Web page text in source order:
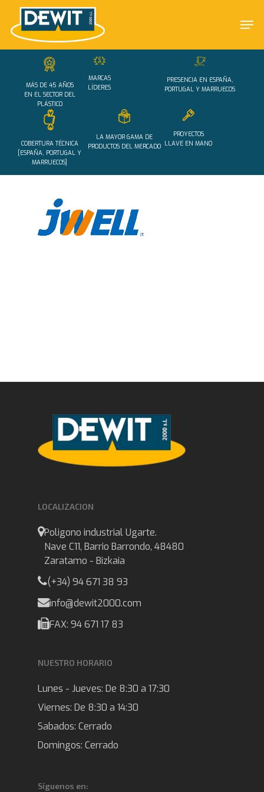
main
content
MÁS DE 45 AÑOS
EN EL SECTOR DEL
PLÁSTICO
MARCAS
LÍDERES
PRESENCIA EN ESPAÑA,
PORTUGAL Y MARRUECOS
COBERTURA TÉCNICA
[ESPAÑA, PORTUGAL Y
MARRUECOS]
LA MAYOR GAMA DE
PRODUCTOS DEL MERCADO
PROYECTOS
LLAVE EN MANO
LOCALIZACION
Poligono industrial Ugarte.
Nave C11, Barrio Barrondo, 48480
Zaratamo - Bizkaia
(+34) 94 671 38 93
info@dewit2000.com
FAX: 94 671 17 83
NUESTRO HORARIO
Lunes - Jueves: De 8:30 a 17:30
Viernes: De 8:30 a 14:30
Sabados: Cerrado
Domingos: Cerrado
Síguenos en:
Menu